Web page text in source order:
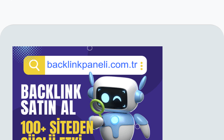
SIDEBAR